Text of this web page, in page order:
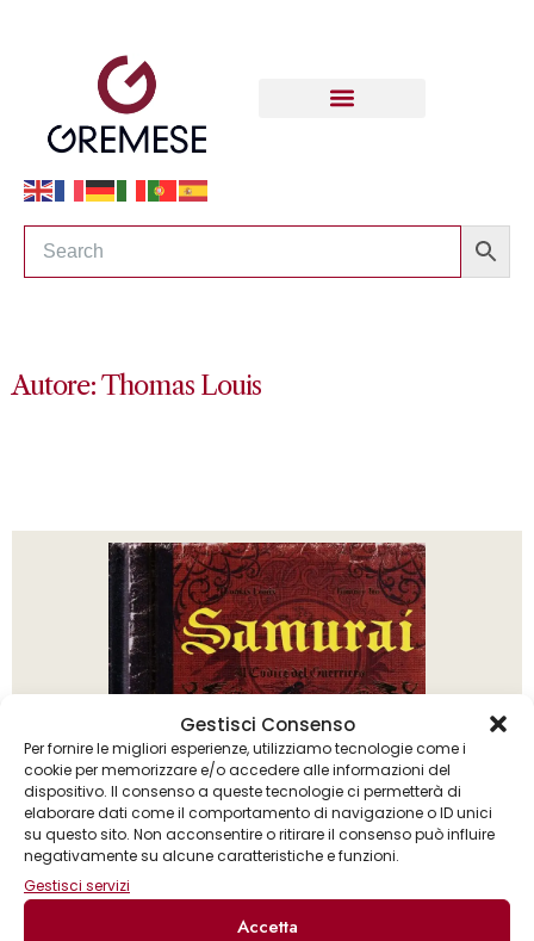
Gestisci Consenso
Per fornire le migliori esperienze, utilizziamo tecnologie come i
cookie per memorizzare e/o accedere alle informazioni del
dispositivo. Il consenso a queste tecnologie ci permetterà di
elaborare dati come il comportamento di navigazione o ID unici
su questo sito. Non acconsentire o ritirare il consenso può influire
negativamente su alcune caratteristiche e funzioni.
Gestisci servizi
Accetta
Autore: Thomas Louis